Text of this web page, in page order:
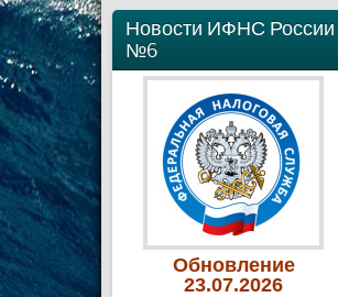
Новости ИФНС России
№6
Обновление
23.07.2026